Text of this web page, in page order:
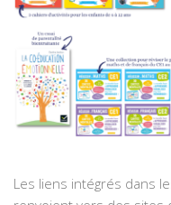
Les liens intégrés dans